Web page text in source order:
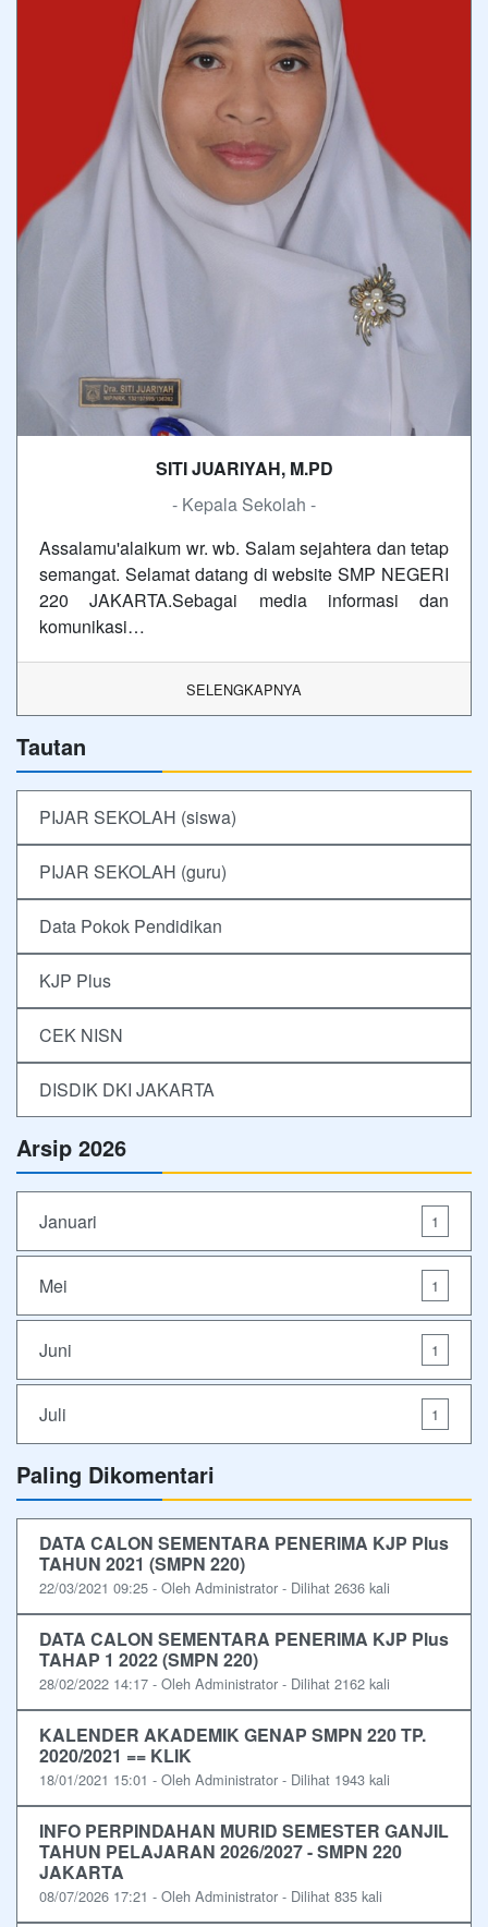
SITI JUARIYAH, M.PD
- Kepala Sekolah -
Assalamu'alaikum wr. wb. Salam sejahtera dan tetap
semangat. Selamat datang di website SMP NEGERI
220 JAKARTA.Sebagai media informasi dan
komunikasi…
SELENGKAPNYA
Tautan
PIJAR SEKOLAH (siswa)
PIJAR SEKOLAH (guru)
Data Pokok Pendidikan
KJP Plus
CEK NISN
DISDIK DKI JAKARTA
Arsip 2026
Januari 1
Mei 1
Juni 1
Juli 1
Paling Dikomentari
DATA CALON SEMENTARA PENERIMA KJP Plus
TAHUN 2021 (SMPN 220)
22/03/2021 09:25 - Oleh Administrator - Dilihat 2636 kali
DATA CALON SEMENTARA PENERIMA KJP Plus
TAHAP 1 2022 (SMPN 220)
28/02/2022 14:17 - Oleh Administrator - Dilihat 2162 kali
KALENDER AKADEMIK GENAP SMPN 220 TP.
2020/2021 == KLIK
18/01/2021 15:01 - Oleh Administrator - Dilihat 1943 kali
INFO PERPINDAHAN MURID SEMESTER GANJIL
TAHUN PELAJARAN 2026/2027 - SMPN 220
JAKARTA
08/07/2026 17:21 - Oleh Administrator - Dilihat 835 kali